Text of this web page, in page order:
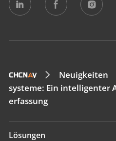
Neuigkeiten
systeme: Ein intelligenter
erfassung
Lösungen